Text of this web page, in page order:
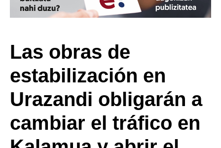
Las obras de
estabilización en
Urazandi obligarán a
cambiar el tráfico en